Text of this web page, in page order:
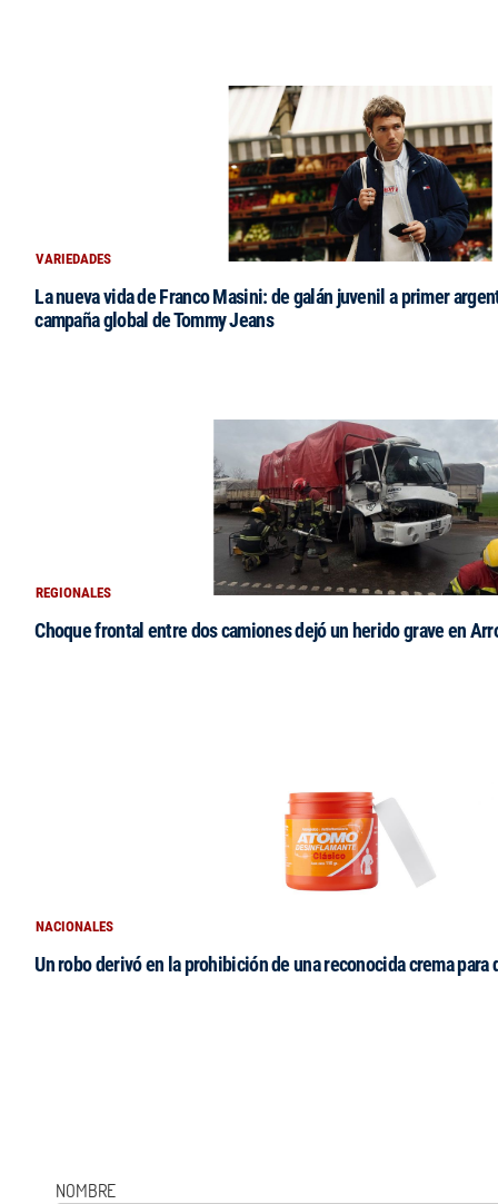
VARIEDADES
La nueva vida de Franco Masini: de galán juvenil a primer
campaña global de Tommy Jeans
REGIONALES
Choque frontal entre dos camiones dejó un herido grave en
NACIONALES
Un robo derivó en la prohibición de una reconocida crema para
NOMBRE